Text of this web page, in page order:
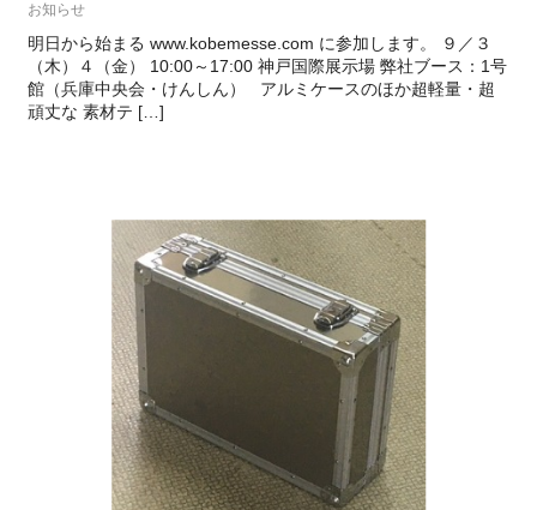
お知らせ
明日から始まる www.kobemesse.com に参加します。 ９／３
（木）４（金） 10:00～17:00 神戸国際展示場 弊社ブース：1号
館（兵庫中央会・けんしん） アルミケースのほか超軽量・超
頑丈な 素材テ […]